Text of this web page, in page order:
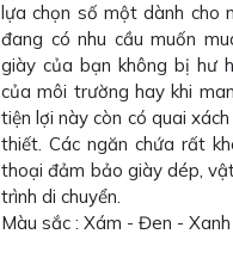
lựa chọn số một dành cho
đang có nhu cầu muốn
giày của bạn không bị hư
của môi trường hay khi
tiện lợi này còn có quai
thiết. Các ngăn chứa rất
thoại đảm bảo giày dép,
trình di chuyển.
Màu sắc : Xám - Đen -